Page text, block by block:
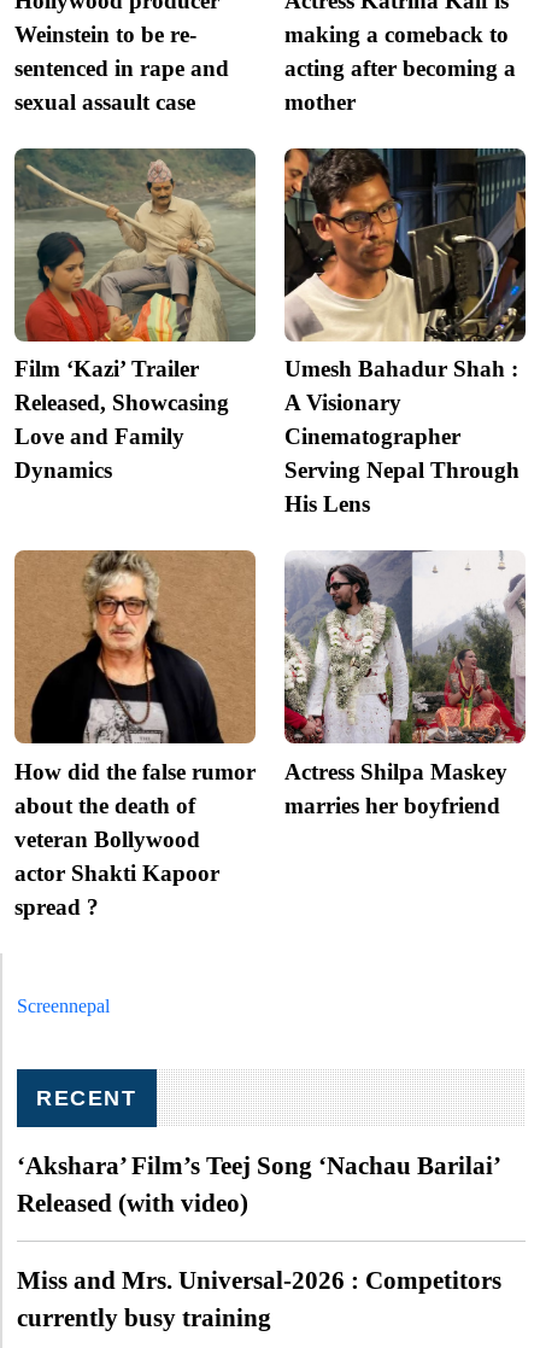
Weinstein to be re-
sentenced in rape and
sexual assault case
making a comeback to
acting after becoming a
mother
Film ‘Kazi’ Trailer
Released, Showcasing
Love and Family
Dynamics
Umesh Bahadur Shah :
A Visionary
Cinematographer
Serving Nepal Through
His Lens
How did the false rumor
about the death of
veteran Bollywood
actor Shakti Kapoor
spread ?
Actress Shilpa Maskey
marries her boyfriend
Screennepal
RECENT
‘Akshara’ Film’s Teej Song ‘Nachau Barilai’
Released (with video)
Miss and Mrs. Universal-2026 : Competitors
currently busy training